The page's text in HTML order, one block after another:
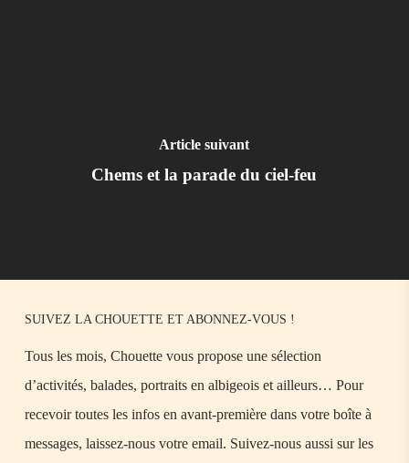
Article suivant
Chems et la parade du ciel-feu
SUIVEZ LA CHOUETTE ET ABONNEZ-VOUS !
Tous les mois, Chouette vous propose une sélection
d’activités, balades, portraits en albigeois et ailleurs… Pour
recevoir toutes les infos en avant-première dans votre boîte à
messages, laissez-nous votre email. Suivez-nous aussi sur les